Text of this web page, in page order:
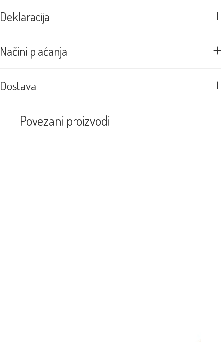
Deklaracija
Načini plaćanja
Dostava
Povezani proizvodi